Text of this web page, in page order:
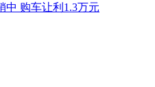
中 购车让利1.3万元